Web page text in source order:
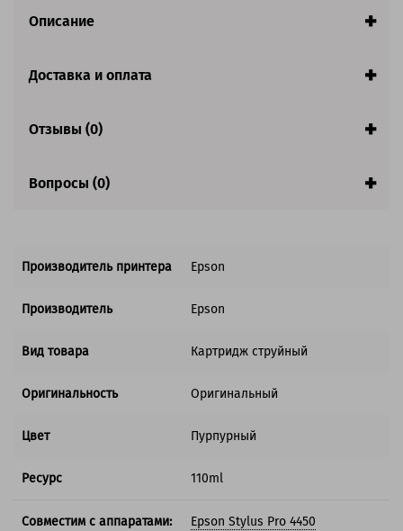
Ресурс:110ml
Описание
Доставка и оплата
Отзывы (0)
Вопросы (0)
Производитель принтера Epson
Производитель Epson
Вид товара Картридж струйный
Оригинальность Оригинальный
Цвет Пурпурный
Ресурс 110ml
Совместим с аппаратами: Epson Stylus Pro 4450